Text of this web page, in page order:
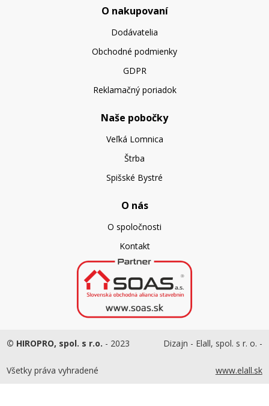
O nakupovaní
Dodávatelia
Obchodné podmienky
GDPR
Reklamačný poriadok
Naše pobočky
Veľká Lomnica
Štrba
Spišské Bystré
O nás
O spoločnosti
Kontakt
© HIROPRO, spol. s r.o. - 2023
Všetky práva vyhradené
Dizajn - Elall, spol. s r. o. -
www.elall.sk